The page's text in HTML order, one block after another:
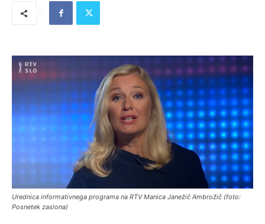
Urednica informativnega programa na RTV Manica Janežič Ambrožič (foto:
Posnetek zaslona)